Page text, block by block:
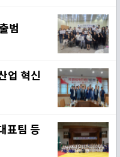
범
업 혁신
표팀 등